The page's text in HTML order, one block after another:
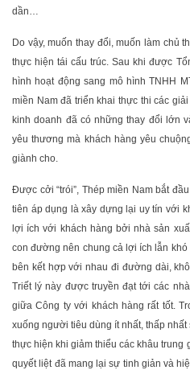
dần…
Do vậy, muốn thay đổi, muốn làm chủ
thực hiện tái cấu trúc. Sau khi được
hình hoạt động sang mô hình TNHH
miền Nam đã triển khai thực thi các
kinh doanh đã có những thay đổi lớn
yêu thương mà khách hàng yêu
giành cho.
Được cởi “trói”, Thép miền Nam bắt
tiên áp dụng là xây dựng lại uy tín với
lợi ích với khách hàng bởi nhà sản
con đường nên chung cả lợi ích lẫn
bên kết hợp với nhau đi đường dài,
Triết lý này được truyền đạt tới các
giữa Công ty với khách hàng rất tốt.
xuống người tiêu dùng ít nhất, thấp
thực hiện khi giảm thiểu các khâu trung
quyết liệt đã mang lại sự tinh giản và